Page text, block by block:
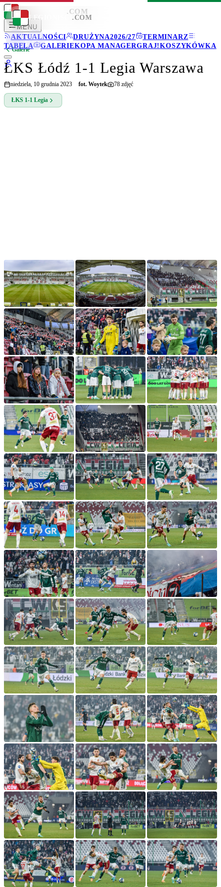
LEGIONISCI .COM
MENU
AKTUALNOŚCI
DRUŻYNA2026/27
TERMINARZ
TABELA
GALERIEKOPA MANAGERGRAJ!KOSZYKÓWKA
LEGIONISCI .COM
Galerie
ŁKS Łódź 1-1 Legia Warszawa
niedziela, 10 grudnia 2023 fot. Woytek 78 zdjęć
ŁKS 1-1 Legia